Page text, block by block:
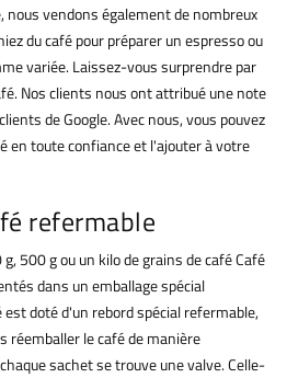
nous vendons également de nombreux
du café pour préparer un espresso ou
variée. Laissez-vous surprendre par
Nos clients nous ont attribué une note
de Google. Avec nous, vous pouvez
en toute confiance et l'ajouter à votre
refermable
500 g ou un kilo de grains de café Café
dans un emballage spécial
doté d'un rebord spécial refermable,
réemballer le café de manière
sachet se trouve une valve. Celle-